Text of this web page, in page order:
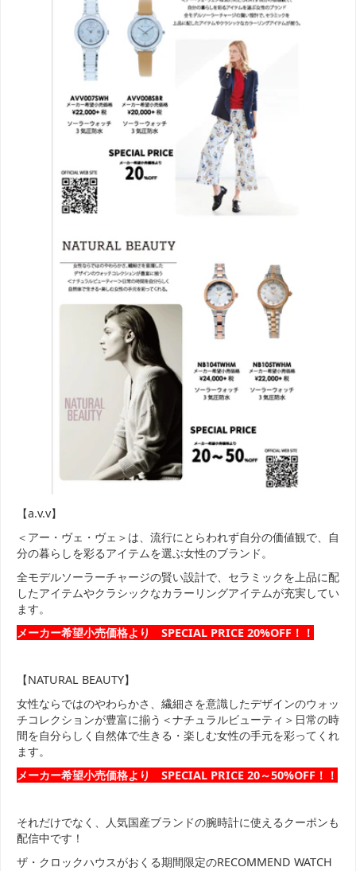
【a.v.v】
＜アー・ヴェ・ヴェ＞は、流行にとらわれず自分の価値観で、自
分の暮らしを彩るアイテムを選ぶ女性のブランド。
全モデルソーラーチャージの賢い設計で、セラミックを上品に配
したアイテムやクラシックなカラーリングアイテムが充実してい
ます。
メーカー希望小売価格より SPECIAL PRICE 20%OFF！！
【NATURAL BEAUTY】
女性ならではのやわらかさ、繊細さを意識したデザインのウォッ
チコレクションが豊富に揃う＜ナチュラルビューティ＞日常の時
間を自分らしく自然体で生きる・楽しむ女性の手元を彩ってくれ
ます。
メーカー希望小売価格より SPECIAL PRICE 20～50%OFF！！
それだけでなく、人気国産ブランドの腕時計に使えるクーポンも
配信中です！
ザ・クロックハウスがおくる期間限定のRECOMMEND WATCH